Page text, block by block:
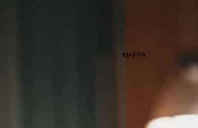
MAPPA